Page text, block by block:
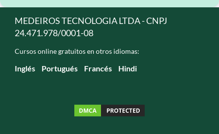
MEDEIROS TECNOLOGIA LTDA - CNPJ
24.471.978/0001-08
Cursos online gratuitos en otros idiomas:
Inglés Portugués Francés Hindi